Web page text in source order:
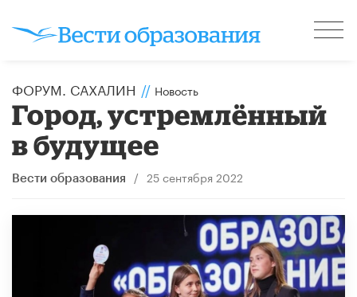
ФОРУМ. САХАЛИН // Новость
Город, устремлённый
в будущее
Вести образования / 25 сентября 2022